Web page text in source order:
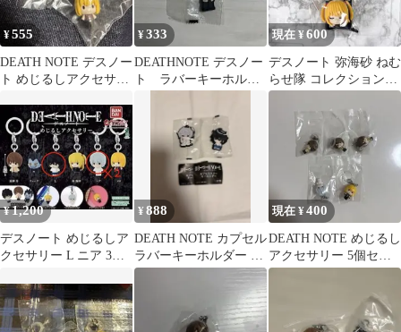
¥555
DEATH NOTE デスノー
ト めじるしアクセサリ
¥333
DEATHNOTE デスノー
ト ラバーキーホルダ
現在 ¥600
デスノート 弥海砂 ねむ
らせ隊 コレクションフ
ィギュアリッチ
¥1,200
デスノート めじるしア
クセサリー L ニア 3個
¥888
DEATH NOTE カプセル
ラバーキーホルダー ニ
ア L
現在 ¥400
DEATH NOTE めじるし
アクセサリー 5個セッ
ト